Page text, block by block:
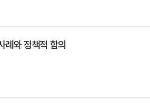
례와 정책적 함의